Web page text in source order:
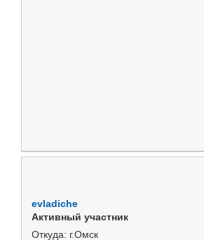
evladiche
Активный участник
Откуда: г.Омск